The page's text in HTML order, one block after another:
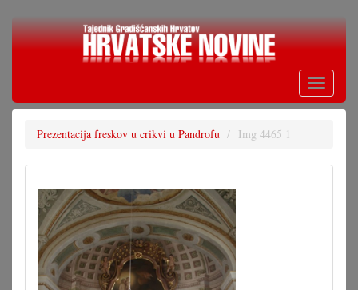
Skoči
Toggle
Prezentacija freskov u crikvi u Pandrofu Img 4465 1